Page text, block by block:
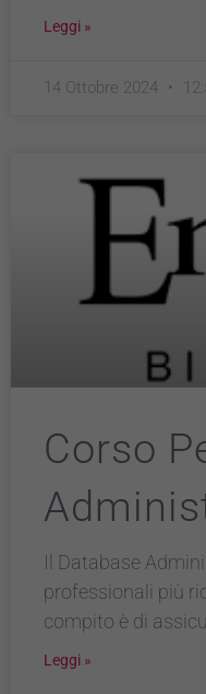
Leggi »
14 Ottobre 2024
Corso
Il Database
professionali più
compito è di
Leggi »